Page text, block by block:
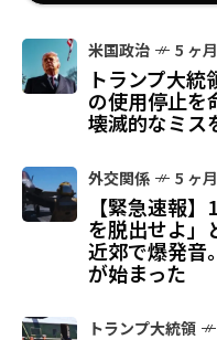
米国政治 5 ヶ
トランプ大
の使用停止
壊滅的なミス
外交関係 5 ヶ
【緊急速報
を脱出せよ
近郊で爆発音
が始まった
トランプ大統領